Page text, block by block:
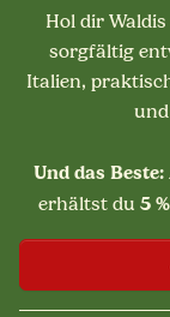
Hol dir
sorgfältig
Italien,
Und das Beste:
erhältst du 5